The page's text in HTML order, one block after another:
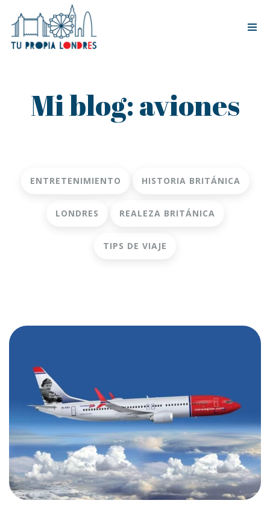
Mi blog: aviones
ENTRETENIMIENTO HISTORIA BRITÁNICA
LONDRES REALEZA BRITÁNICA
TIPS DE VIAJE